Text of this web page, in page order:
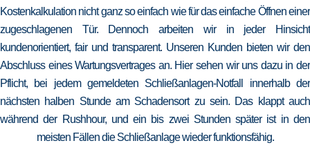
Kostenkalkulation nicht ganz so einfach wie für das einfache Öffnen einer
zugeschlagenen Tür. Dennoch arbeiten wir in jeder Hinsicht
kundenorientiert, fair und transparent. Unseren Kunden bieten wir den
Abschluss eines Wartungsvertrages an. Hier sehen wir uns dazu in der
Pflicht, bei jedem gemeldeten Schließanlagen-Notfall innerhalb der
nächsten halben Stunde am Schadensort zu sein. Das klappt auch
während der Rushhour, und ein bis zwei Stunden später ist in den
meisten Fällen die Schließanlage wieder funktionsfähig.